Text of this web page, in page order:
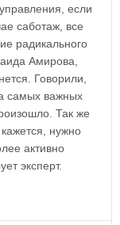
если
саботаж, все
радикального
Амирова,
Говорили,
самых важных
Так же
нужно
активно
эксперт.